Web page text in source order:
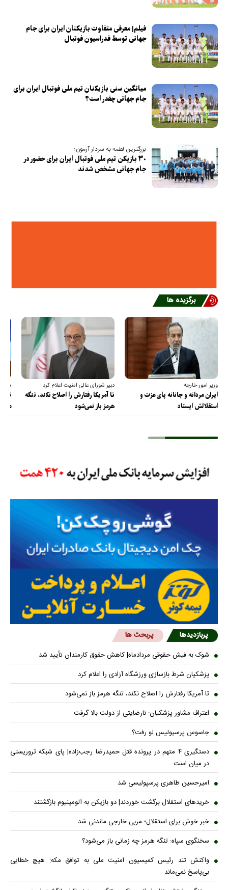
فیلم| معرفی متفاوت بازیکنان ایران برای جام
جهانی توسط فدراسیون فوتبال
میانگین سنی بازیکنان تیم ملی فوتبال ایران برای
جام جهانی چقدر است؟
بزرگترین لطمه به سردار آزمون؛
۳۰ بازیکن تیم ملی فوتبال ایران برای حضور در
جام جهانی مشخص شدند
برگزیده ها
وزیر امور خارجه:
ایران مردانه و جانانه پای عزت و
استقلالش ایستاد
دبیر شورای عالی امنیت اعلام کرد:
تا آمریکا رفتارش را اصلاح نکند، تنگه
هرمز باز نمی‌شود
پربازدیدها پربحث ها
شوک به فیش حقوقی مردادماه| کاهش حقوق کارمندان تأیید شد
پزشکیان شرط بازسازی ورزشگاه آزادی را اعلام کرد
تا آمریکا رفتارش را اصلاح نکند، تنگه هرمز باز نمی‌شود
اعتراف مشاور پزشکیان: نارضایتی از دولت بالا گرفت
جاسوس پرسپولیس لو رفت؟
دستگیری ۴ متهم در پرونده قتل حمیدرضا رجب‌زاده| پای شبکه تروریستی
در میان است
امیرحسین طاهری پرسپولیسی شد
خریدهای استقلال برگشت خوردند| دو بازیکن به آلومینیوم بازگشتند
خبر خوش برای استقلال؛ مربی خارجی ماندنی شد
سخنگوی سپاه: تنگه هرمز چه زمانی باز می‌شود؟
واکنش تند رئیس کمیسیون امنیت ملی به توافق مکه: هیچ خطایی
بی‌پاسخ نمی‌ماند